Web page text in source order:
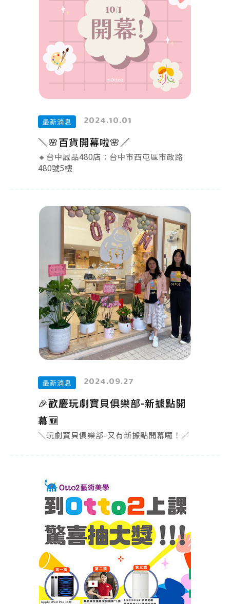
最新消息 2024.10.01
＼🌸百貨開幕啦🌸／
🔸台中誠品480店：台中市西屯區市政路
480號5樓
最新消息 2024.09.27
🎉歡慶玩劇寶貝俱樂部-新據點開
幕🆕
＼玩劇寶貝俱樂部-又有新據點開幕囉！／